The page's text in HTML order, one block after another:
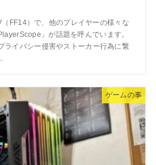
FF14）で、他のプレイヤーの様々な
」が話題を呼んでいます。
ライバシー侵害やストーカー行為に繋
ゲームの事